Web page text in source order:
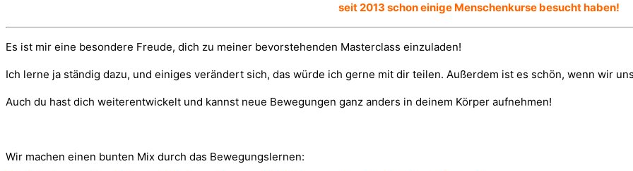
seit 2013 schon einige Menschenkurse besucht haben!
Es ist mir eine besondere Freude, dich zu meiner bevorstehenden Masterclass einzuladen!
Ich lerne ja ständig dazu, und einiges verändert sich, das würde ich gerne mit dir teilen. Außerdem ist es schön, wenn wir
Auch du hast dich weiterentwickelt und kannst neue Bewegungen ganz anders in deinem Körper aufnehmen!
Wir machen einen bunten Mix durch das Bewegungslernen: